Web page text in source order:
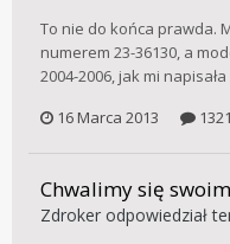
To nie do końca prawda.
numerem 23-36130, a
2004-2006, jak mi
16 Marca 2013
Chwalimy się
Zdroker odpowiedział